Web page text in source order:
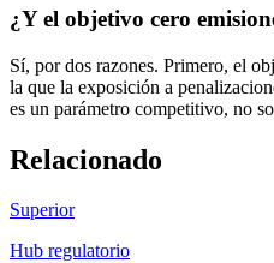
¿Y el objetivo cero
Sí, por dos razones. Primero, el
la que la exposición a
es un parámetro competitivo, no
Relacionado
Superior
Hub regulatorio